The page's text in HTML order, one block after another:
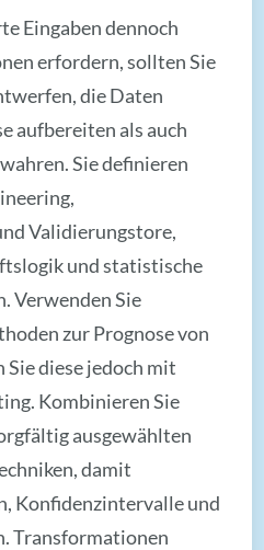
Eingaben dennoch
erfordern, sollten Sie
die Daten
aufbereiten als auch
Sie definieren
Validierungstore,
und statistische
Verwenden Sie
zur Prognose von
Sie diese jedoch mit
Kombinieren Sie
ausgewählten
damit
Konfidenzintervalle und
Transformationen